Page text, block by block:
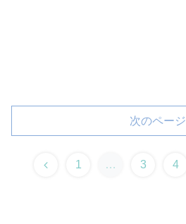
次のページ
1 … 3 4